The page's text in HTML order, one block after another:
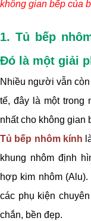
không gian bếp của
1. Tủ bếp
Đó là một giải
Nhiều người vẫn
tế, đây là một trong
nhất cho không gian
Tủ bếp nhôm kính
khung nhôm định
hợp kim nhôm
các phụ kiện
chắn, bền đẹp.